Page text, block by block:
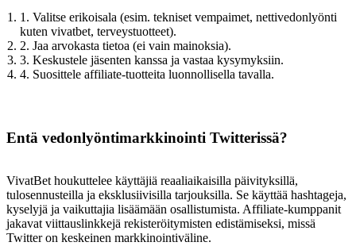
1. Valitse erikoisala (esim. tekniset vempaimet, nettivedonlyönti
kuten vivatbet, terveystuotteet).
2. Jaa arvokasta tietoa (ei vain mainoksia).
3. Keskustele jäsenten kanssa ja vastaa kysymyksiin.
4. Suosittele affiliate-tuotteita luonnollisella tavalla.
Entä vedonlyöntimarkkinointi Twitterissä?
VivatBet houkuttelee käyttäjiä reaaliaikaisilla päivityksillä,
tulosennusteilla ja eksklusiivisilla tarjouksilla. Se käyttää hashtageja,
kyselyjä ja vaikuttajia lisäämään osallistumista. Affiliate-kumppanit
jakavat viittauslinkkejä rekisteröitymisten edistämiseksi, missä
Twitter on keskeinen markkinointiväline.